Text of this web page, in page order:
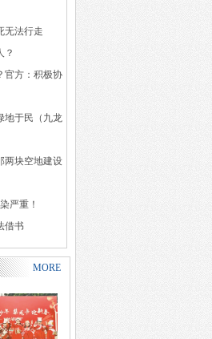
无法行走
？
官方：积极协
地于民（九龙
两块空地建设
严重！
借书
MORE